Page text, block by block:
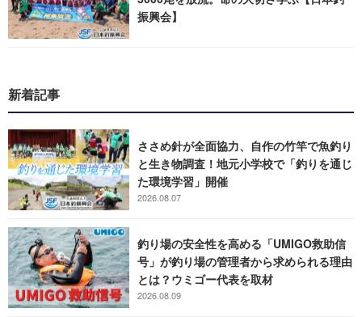
振興会】
新着記事
ささめ針が全面協力、自作の竹竿で魚釣り
と生き物調査！地元小学校で「釣りを通じ
た環境学習」開催
2026.08.07
釣り場の安全性を高める「UMIGO救助信
号」が釣り場の管理者から求められる理由
とは？ウミゴー代表を取材
2026.08.09